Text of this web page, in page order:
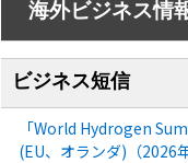
海外ビジネス情
ビジネス短信
「World Hydrogen
(EU、オランダ)（2026